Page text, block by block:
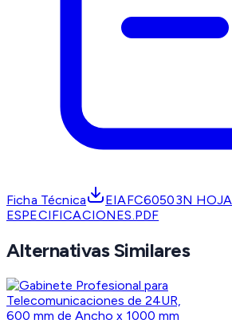
Ficha Técnica
EIAFC60503N
ESPECIFICACIONES.PDF
Alternativas Similares